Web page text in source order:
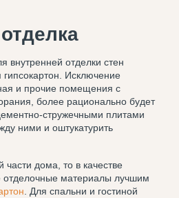
отделки стен
гипсокартон. Исключение
и прочие помещения с
более рационально будет
стружечными плитами
ними и оштукатурить
части дома, то в качестве
отделочные материалы лучшим
. Для спальни и гостиной